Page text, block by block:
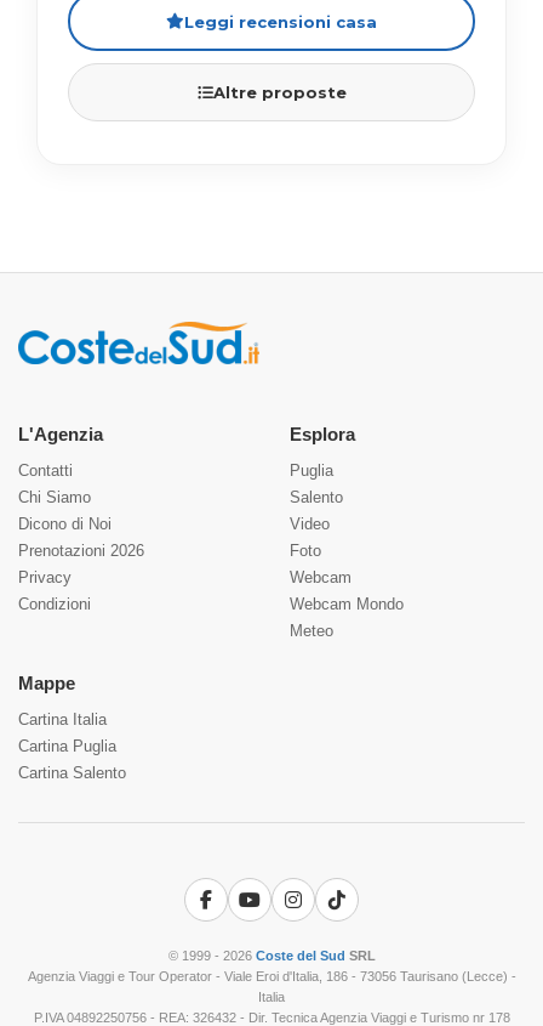
Leggi recensioni casa
Altre proposte
L'Agenzia
Contatti
Chi Siamo
Dicono di Noi
Prenotazioni 2026
Privacy
Condizioni
Esplora
Puglia
Salento
Video
Foto
Webcam
Webcam Mondo
Meteo
Mappe
Cartina Italia
Cartina Puglia
Cartina Salento
Facebook
YouTubeInstagram
TikTok
© 1999 - 2026 Coste del Sud SRL
Agenzia Viaggi e Tour Operator - Viale Eroi d'Italia, 186 - 73056 Taurisano (Lecce) -
Italia
P.IVA 04892250756 - REA: 326432 - Dir. Tecnica Agenzia Viaggi e Turismo nr 178